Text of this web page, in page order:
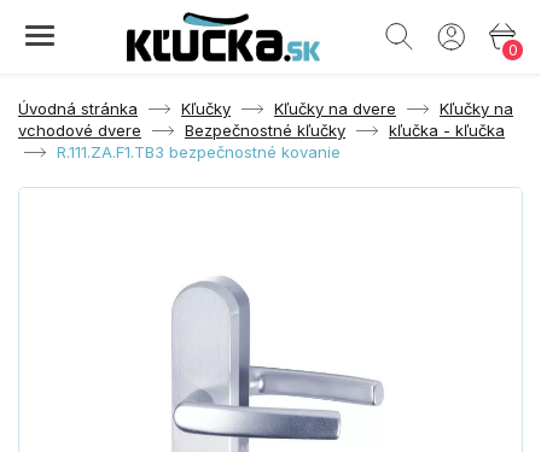
0
Úvodná stránka Kľučky Kľučky na dvere
Kľučky na
vchodové dvere
Bezpečnostné kľučky
kľučka - kľučka
R.111.ZA.F1.TB3 bezpečnostné kovanie